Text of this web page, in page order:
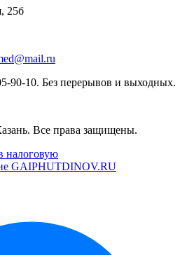
25б
90-10. Без перерывов и выходных.
Все права защищены.
налоговую
GAIPHUTDINOV.RU